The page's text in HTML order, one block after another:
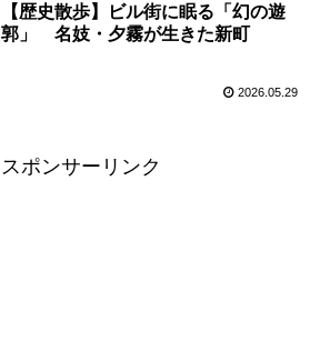
【歴史散歩】ビル街に眠る「幻の遊
郭」 名妓・夕霧が生きた新町
2026.05.29
スポンサーリンク